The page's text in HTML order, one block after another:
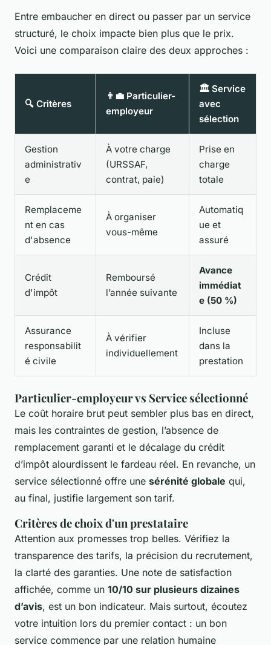
Entre embaucher en direct ou passer par un service
structuré, le choix impacte bien plus que le prix.
Voici une comparaison claire des deux approches :
🔍 Critères
👨‍💼 Particulier-
employeur
🏛️ Service
avec
sélection
Gestion
administrativ
e
À votre charge
(URSSAF,
contrat, paie)
Prise en
charge
totale
Remplaceme
nt en cas
d'absence
À organiser
vous-même
Automatiq
ue et
assuré
Crédit
d'impôt
Remboursé
l’année suivante
Avance
immédiat
e (50 %)
Assurance
responsabilit
é civile
À vérifier
individuellement
Incluse
dans la
prestation
Particulier-employeur vs Service sélectionné
Le coût horaire brut peut sembler plus bas en direct,
mais les contraintes de gestion, l’absence de
remplacement garanti et le décalage du crédit
d’impôt alourdissent le fardeau réel. En revanche, un
service sélectionné offre une sérénité globale qui,
au final, justifie largement son tarif.
Critères de choix d'un prestataire
Attention aux promesses trop belles. Vérifiez la
transparence des tarifs, la précision du recrutement,
la clarté des garanties. Une note de satisfaction
affichée, comme un 10/10 sur plusieurs dizaines
d’avis, est un bon indicateur. Mais surtout, écoutez
votre intuition lors du premier contact : un bon
service commence par une relation humaine